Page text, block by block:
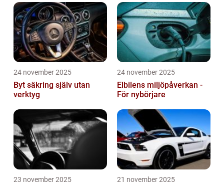
24 november 2025
Byt säkring själv utan
verktyg
24 november 2025
Elbilens miljöpåverkan -
För nybörjare
23 november 2025 21 november 2025